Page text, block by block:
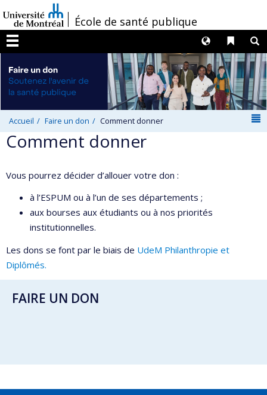
au
contenu
/École de santé publique
Menu
Liens
Langues
Accueil Faire un don Comment donner
Comment donner
Vous pourrez décider d’allouer votre don :
à l’ESPUM ou à l’un de ses départements ;
aux bourses aux étudiants ou à nos priorités
institutionnelles.
Les dons se font par le biais de UdeM Philanthropie et
Diplômés.
FAIRE UN DON